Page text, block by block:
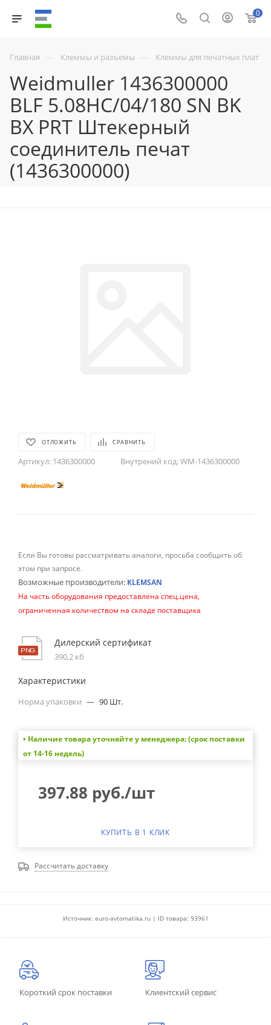
0
Главная — Клеммы и разъемы — Клеммы для печатных плат
Weidmuller 1436300000
BLF 5.08HC/04/180 SN BK
BX PRT Штекерный
соединитель печат
(1436300000)
ОТЛОЖИТЬ СРАВНИТЬ
Артикул: 1436300000 Внутрений код:WM-1436300000
Если Вы готовы рассматривать аналоги, просьба сообщить об
этом при запросе.
Возможные производители: KLEMSAN
На часть оборудования предоставлена спец.цена,
ограниченная количеством на складе поставщика
Дилерский сертификат
390,2 кб
Характеристики
Норма упаковки — 90 Шт.
• Наличие товара уточняйте у менеджера: (срок поставки
от 14-16 недель)
397.88 руб./шт
КУПИТЬ В 1 КЛИК
Рассчитать доставку
Источник: euro-avtomatika.ru | ID товара: 93961
Короткий срок поставки Клиентский сервис